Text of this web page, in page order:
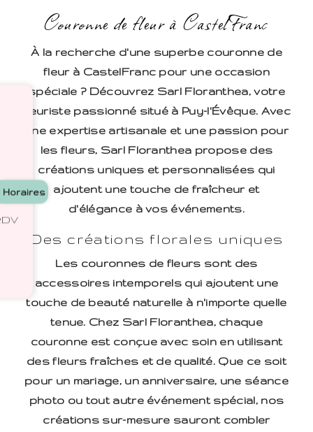
Couronne de fleur à CastelFranc
À la recherche d'une superbe couronne de
fleur à CastelFranc pour une occasion
spéciale ? Découvrez Sarl Floranthea, votre
fleuriste passionné situé à Puy-l'Évêque. Avec
une expertise artisanale et une passion pour
les fleurs, Sarl Floranthea propose des
créations uniques et personnalisées qui
ajoutent une touche de fraîcheur et
d'élégance à vos événements.
Des créations florales uniques
Les couronnes de fleurs sont des
accessoires intemporels qui ajoutent une
touche de beauté naturelle à n'importe quelle
tenue. Chez Sarl Floranthea, chaque
couronne est conçue avec soin en utilisant
des fleurs fraîches et de qualité. Que ce soit
pour un mariage, un anniversaire, une séance
photo ou tout autre événement spécial, nos
créations sur-mesure sauront combler
Horaires